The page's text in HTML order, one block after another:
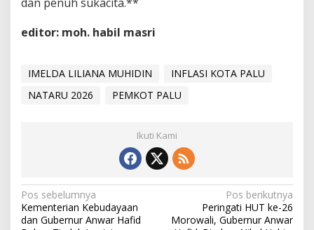
editor: moh. habil masri
IMELDA LILIANA MUHIDIN
INFLASI KOTA PALU
NATARU 2026
PEMKOT PALU
Ikuti Kami
Navigasi
pos
Pos sebelumnya
Kementerian Kebudayaan
dan Gubernur Anwar Hafid
Pos berikutnya
Peringati HUT ke-26
Morowali, Gubernur Anwar